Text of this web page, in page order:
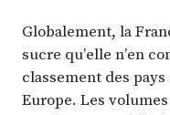
Globalement, la
sucre qu’elle n’en
classement des
Europe. Les